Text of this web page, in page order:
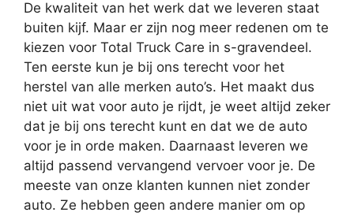
De kwaliteit van het werk dat we leveren staat
buiten kijf. Maar er zijn nog meer redenen om te
kiezen voor Total Truck Care in s-gravendeel.
Ten eerste kun je bij ons terecht voor het
herstel van alle merken auto’s. Het maakt dus
niet uit wat voor auto je rijdt, je weet altijd zeker
dat je bij ons terecht kunt en dat we de auto
voor je in orde maken. Daarnaast leveren we
altijd passend vervangend vervoer voor je. De
meeste van onze klanten kunnen niet zonder
auto. Ze hebben geen andere manier om op